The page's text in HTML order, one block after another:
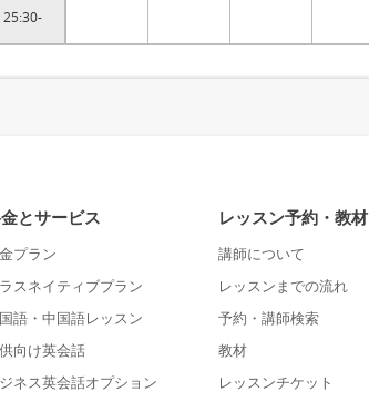
25:30-
とサービス
プラン
スネイティブプラン
語・中国語レッスン
向け英会話
ネス英会話オプション
レッスン予約・教材
講師について
レッスンまでの流れ
予約・講師検索
教材
レッスンチケット